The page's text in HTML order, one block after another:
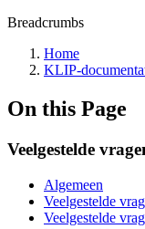
Breadcrumbs
Home
KLIP-
On this Page
Veelgestelde
Algemeen
Veelgestelde
Veelgestelde